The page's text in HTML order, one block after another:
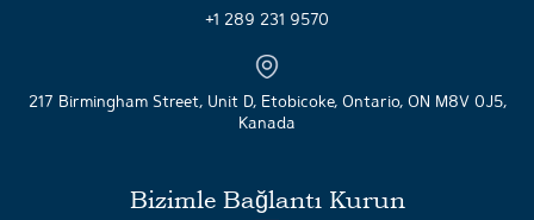
+1 289 231 9570
217 Birmingham Street, Unit D, Etobicoke, Ontario, ON M8V 0J5,
Kanada
Bizimle Bağlantı Kurun